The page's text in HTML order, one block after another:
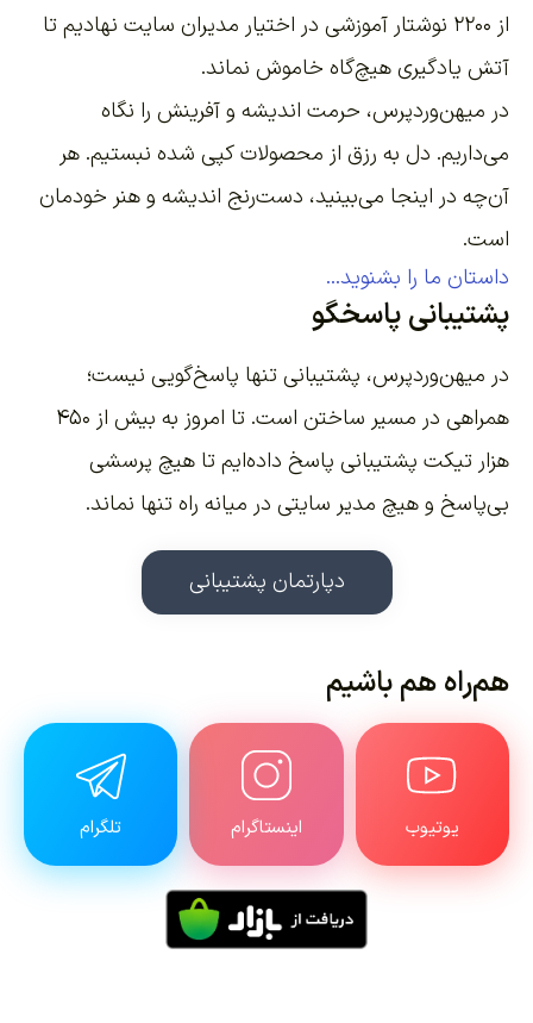
از ۲۲۰۰
نوشتار آموزشی در اختیار مدیران سایت نهادیم تا
آتش یادگیری هیچ‌گاه خاموش نماند.
در میهن‌وردپرس، حرمت اندیشه و آفرینش را نگاه
می‌داریم. دل به رزق از محصولات کپی شده نبستیم. هر
آن‌چه در اینجا می‌بینید، دست‌رنج اندیشه و هنر خودمان
است.
داستان ما را بشنوید...
پشتیبانی پاسخگو
در میهن‌وردپرس، پشتیبانی تنها پاسخ‌گویی نیست؛
همراهی در مسیر ساختن است. تا امروز به بیش از ۴۵۰
هزار تیکت پشتیبانی پاسخ داده‌ایم تا هیچ پرسشی
بی‌پاسخ و هیچ مدیر سایتی در میانه راه تنها نماند.
دپارتمان پشتیبانی
هم‌راه هم باشیم
یوتیوب اینستاگرام تلگرام